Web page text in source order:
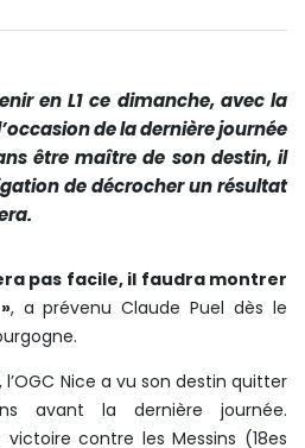
en L1 ce dimanche, avec la
de la dernière journée
être maître de son destin, il
de décrocher un résultat
pas facile, il faudra montrer
, a prévenu Claude Puel dès le
l’OGC Nice a vu son destin quitter
avant la dernière journée.
contre les Messins (18es